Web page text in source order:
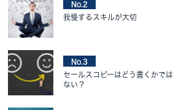
No.2
我慢するスキルが大切
No.3
セールスコピーはどう書くかでは
ない？